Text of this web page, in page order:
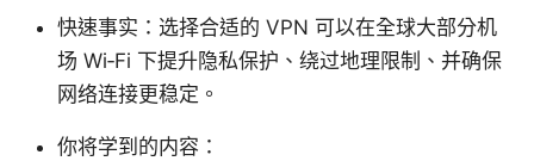
快速事实：选择合适的 VPN 可以在全球大部分机
场 Wi‑Fi 下提升隐私保护、绕过地理限制、并确保
网络连接更稳定。
你将学到的内容：